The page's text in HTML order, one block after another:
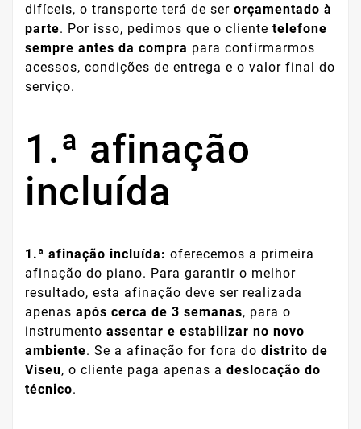
difíceis, o transporte terá de ser orçamentado à
parte. Por isso, pedimos que o cliente telefone
sempre antes da compra para confirmarmos
acessos, condições de entrega e o valor final do
serviço.
1.ª afinação
incluída
1.ª afinação incluída: oferecemos a primeira
afinação do piano. Para garantir o melhor
resultado, esta afinação deve ser realizada
apenas após cerca de 3 semanas, para o
instrumento assentar e estabilizar no novo
ambiente. Se a afinação for fora do distrito de
Viseu, o cliente paga apenas a deslocação do
técnico.